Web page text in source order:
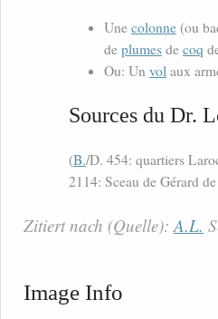
Une colonne (ou
de plumes de coq
Ou: Un vol aux
Sources du Dr.
(B./D. 454: quartiers
2114: Sceau de Gérard
Zitiert nach (Quelle):A.L.
Image Info